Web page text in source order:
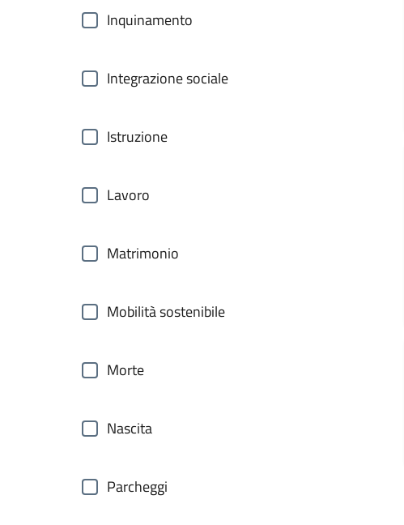
Inquinamento
Integrazione sociale
Istruzione
Lavoro
Matrimonio
Mobilità sostenibile
Morte
Nascita
Parcheggi